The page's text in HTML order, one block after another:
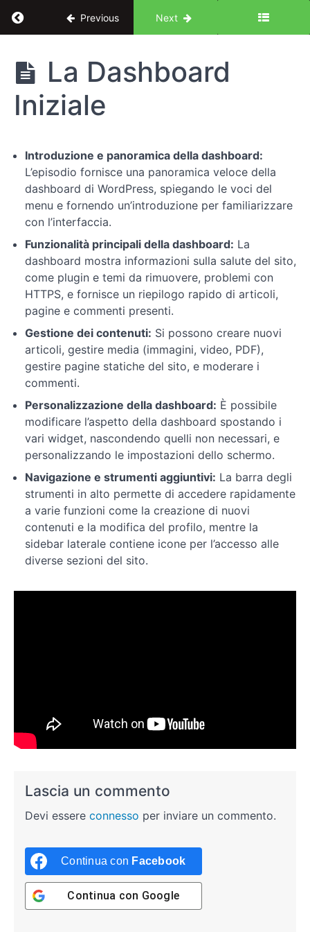
Return to course: Da design a sviluppo:
Previous Next
Da design
a sviluppo:
tutorial
completo
Wordpress
Impostiamo
sito
Gestione
degli
utenti
impostazioni
per
personalizzare
analizzare
Impostazioni
avanzate
Wordpress
La Dashboard
Iniziale
Introduzione e panoramica della dashboard:
L’episodio fornisce una panoramica veloce della
dashboard di WordPress, spiegando le voci del
menu e fornendo un’introduzione per familiarizzare
con l’interfaccia.
Funzionalità principali della dashboard: La
dashboard mostra informazioni sulla salute del sito,
come plugin e temi da rimuovere, problemi con
HTTPS, e fornisce un riepilogo rapido di articoli,
pagine e commenti presenti.
Gestione dei contenuti: Si possono creare nuovi
articoli, gestire media (immagini, video, PDF),
gestire pagine statiche del sito, e moderare i
commenti.
Personalizzazione della dashboard: È possibile
modificare l’aspetto della dashboard spostando i
vari widget, nascondendo quelli non necessari, e
personalizzando le impostazioni dello schermo.
Navigazione e strumenti aggiuntivi: La barra degli
strumenti in alto permette di accedere rapidamente
a varie funzioni come la creazione di nuovi
contenuti e la modifica del profilo, mentre la
sidebar laterale contiene icone per l’accesso alle
diverse sezioni del sito.
Lascia un commento
Devi essere connesso per inviare un commento.
Continua con Facebook
Continua con Google